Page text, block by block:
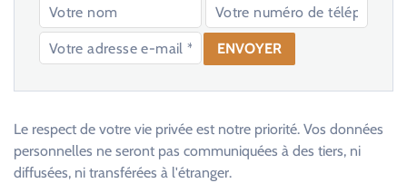
Le respect de votre vie privée est notre priorité. Vos données
personnelles ne seront pas communiquées à des tiers, ni
diffusées, ni transférées à l'étranger.